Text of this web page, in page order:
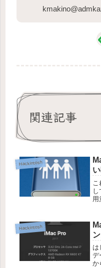
関連記事
Hackintosh
用
た
て
Hackintosh
は
デ
か